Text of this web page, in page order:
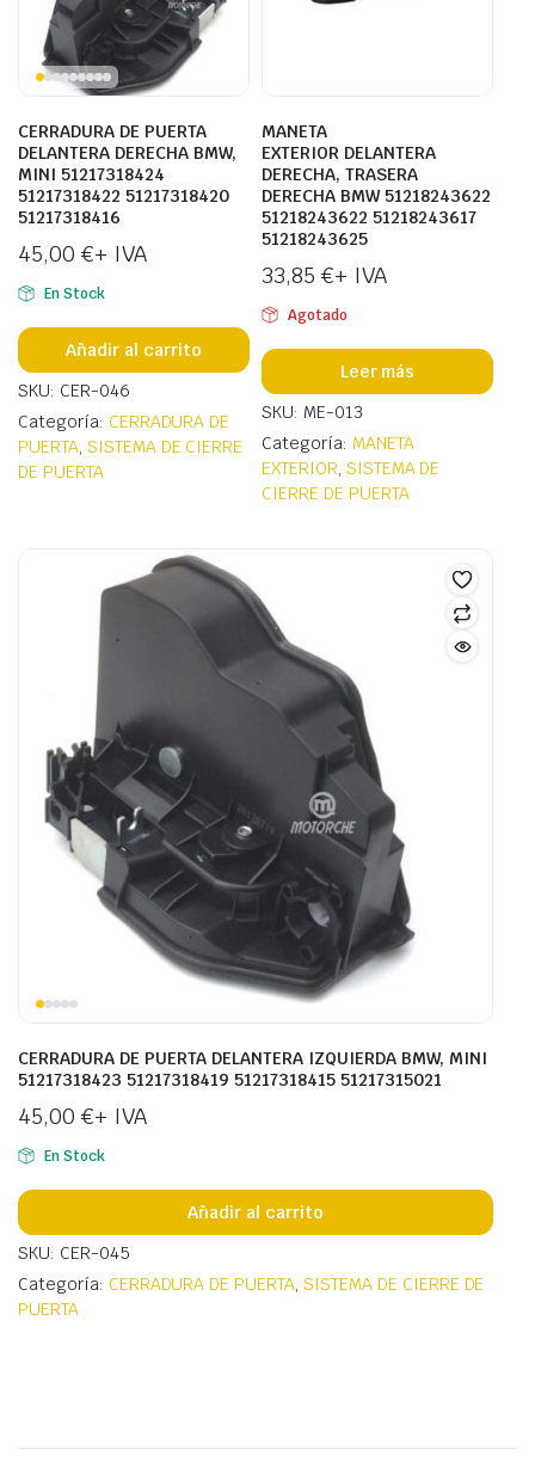
CERRADURA DE PUERTA
DELANTERA DERECHA BMW,
MINI 51217318424
51217318422 51217318420
51217318416
45,00 €+ IVA
En Stock
Añadir al carrito
SKU: CER-046
Categoría: CERRADURA DE
PUERTA, SISTEMA DE CIERRE
DE PUERTA
MANETA
EXTERIOR DELANTERA
DERECHA, TRASERA
DERECHA BMW 51218243622
51218243622 51218243617
51218243625
33,85 €+ IVA
Agotado
Leer más
SKU: ME-013
Categoría: MANETA
EXTERIOR, SISTEMA DE
CIERRE DE PUERTA
CERRADURA DE PUERTA DELANTERA IZQUIERDA BMW, MINI
51217318423 51217318419 51217318415 51217315021
45,00 €+ IVA
En Stock
Añadir al carrito
SKU: CER-045
Categoría: CERRADURA DE PUERTA,SISTEMA DE CIERRE DE
PUERTA